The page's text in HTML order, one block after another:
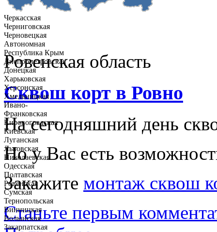
Черкасская
Черниговская
Черновецкая
Автономная
Республика Крым
Днепропетровская
Донецкая
Харьковская
Херсонская
Хмельницкая
Ивано-
Франковская
Кировоградская
Киевская
Луганская
Львовская
Николаевская
Одесская
Полтавская
Ровенская
Сумская
Тернопольская
Винницкая
Волынская
Закарпатская
Ровенская область
Сквош корт в Ровно
На сегодняшний день
Но у Вас есть
Закажите монтаж сквош
Станьте первым